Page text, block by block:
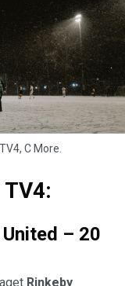
C More.
– 20
Rinkeby